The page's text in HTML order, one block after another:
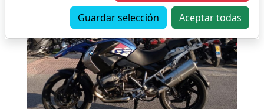
Guardar selección Aceptar todas